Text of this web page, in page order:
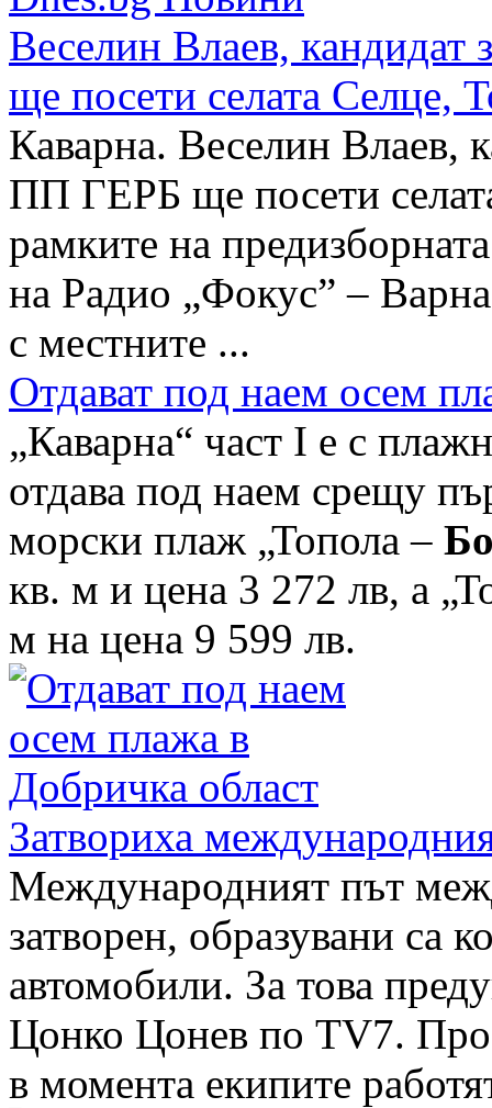
Веселин Влаев,
ще посети селата Селце,
Каварна. Веселин Влаев,
ПП ГЕРБ ще посети
рамките на
на Радио „Фокус” –
с местните ...
Отдават под наем осем
„Каварна“ част I е с
отдава под наем срещу
морски плаж „Топола –
кв. м и цена 3 272 лв, а
м на цена 9 599 лв.
Затвориха
Международният път
затворен, образувани са
автомобили. За това
Цонко Цонев по TV7.
в момента екипите